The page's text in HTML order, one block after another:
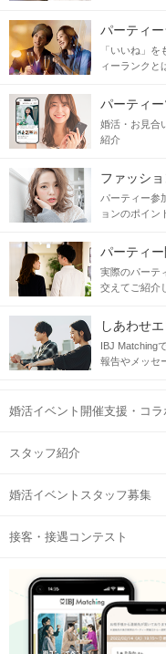
パーティ
「いいね」
ィーランクと
パーティ
婚活・お見合
紹介
ファッシ
パーティー参
ョンのポイン
パーティ
実際のパーテ
交えてご紹介
しあわせ
IBJ Matching
報告やメッセ
婚活イベント開催支援・コラ
スタッフ紹介
婚活イベントスタッフ募集
接客・接遇コンテスト